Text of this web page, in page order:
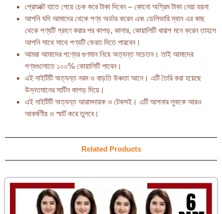
প্রোডাক্ট হাতে পেয়ে চেক করে টাকা দিবেন – কোনো অগ্রিম টাকা নেয়া হয়না
আপনি যদি আমাদের থেকে পণ্য অর্ডার করেন এবং ডেলিভারি ম্যান এর কাছ
থেকে পণ্যটি গ্রহণ করার পর কাপড়, কালার, কোয়ালিটি খারাপ মনে করেন তাহলে
আপনি সাথে সাথে পণ্যটি ফেরত দিতে পারবেন।
আমরা আমাদের পণ্যের গুণমান নিয়ে অত্যন্ত সচেতন। তাই আমাদের
পণ্যগুলোতে ১০০% কোয়ালিটি পাবেন।
এই নাইটিটি অত্যন্ত নরম ও বাড়তি উঞ্চতা আনে। এটি তৈরি করা হয়েছে
উন্নতমানের সাটিন কাপড় দিয়ে।
এই নাইটিটি অত্যন্ত আরামদায়ক ও টেকসই। এটি আপনার লুককে আরও
আকর্ষণীয় ও স্মার্ট করে তুলবে।
Related Products